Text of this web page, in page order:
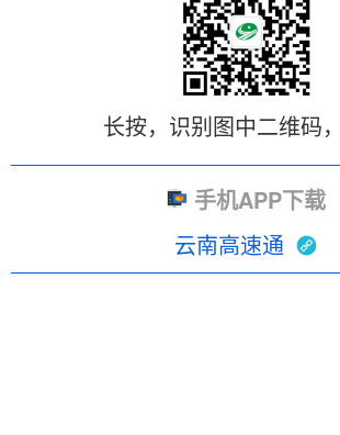
长按，识别图中二维码
手机APP下载
云南高速通